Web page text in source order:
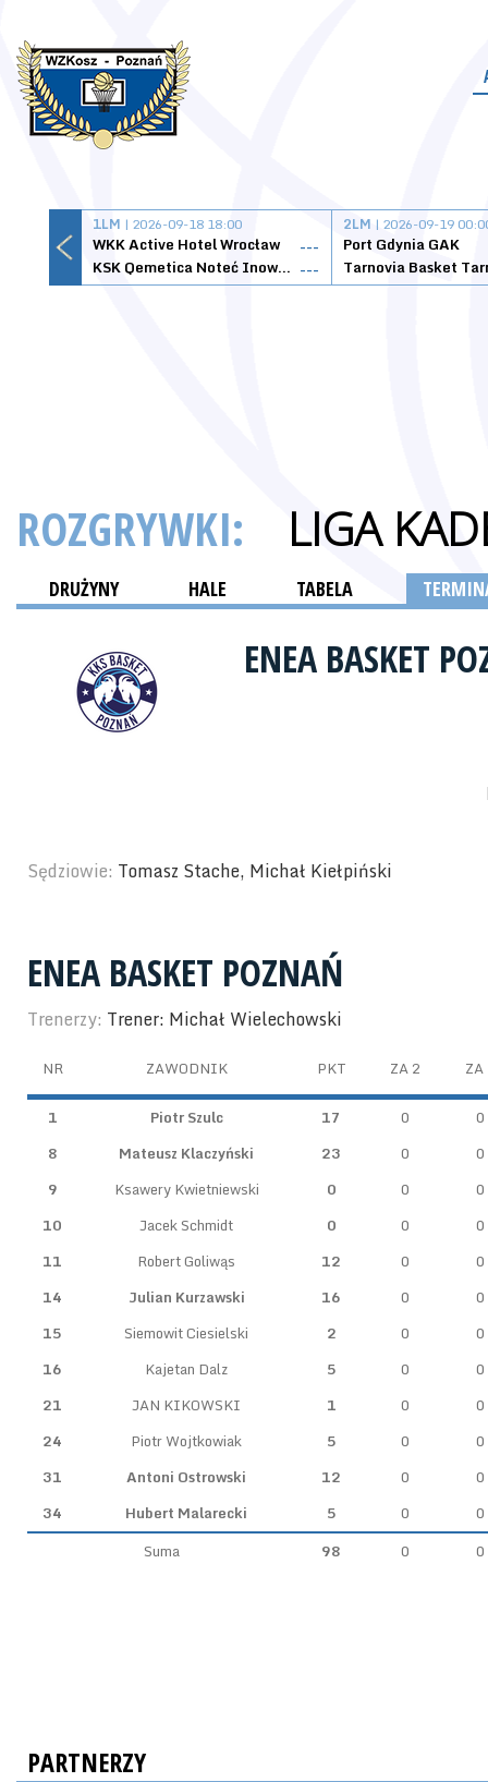
1LM | 2026-09-18 18:00
WKK Active Hotel Wrocław
---
KSK Qemetica Noteć Inowrocław ---
2LM | 2026-09-19
Port Gdynia GAK
ROZGRYWKI: LIGA
DRUŻYNY HALE TABELA
ENEA BASKET
Sędziowie: Tomasz Stache, Michał Kiełpiński
ENEA BASKET POZNAŃ
Trenerzy: Trener: Michał Wielechowski
NR ZAWODNIK PKT ZA 2 ZA
1 Piotr Szulc 17 0
0
8
Mateusz Klaczyński 23 0
0
9
Ksawery Kwietniewski 0 0
0
10
Jacek Schmidt 0 0
0
11
Robert Goliwąs 12 0
0
14
Julian Kurzawski 16 0
0
15
Siemowit Ciesielski 2 0
0
16
Kajetan Dalz 5 0
0
21
JAN KIKOWSKI 1 0
0
24
Piotr Wojtkowiak 5 0
0
31
Antoni Ostrowski 12 0
0
34
Hubert Malarecki 5 0
0
Suma
98 0 0
PARTNERZY